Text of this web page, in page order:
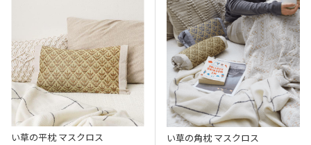
い草の平枕 マスクロス い草の角枕 マスクロス